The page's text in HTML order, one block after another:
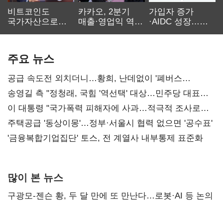
비트코인도
국가자산으로…'
카카오, 2분기
매출·영업익 역대
가입자 증가
·AIDC 성장…
주요 뉴스
공급 속도전 외치더니…황희, 난데없이 '폐버스
리모델링' 제안
송영길 측 "정청래, 국힘 '역선택' 대상…민주당 대표로
총선 지휘 못해"
이 대통령 "국가폭력 피해자에 사과…적극적 조사로
진실 밝혀야"
주택공급 '동상이몽'…정부·서울시 협력 없으면 '공수표'
'금융복합기업집단' 토스, 전 계열사 내부통제 표준화
많이 본 뉴스
구광모-젠슨 황, 두 달 만에 또 만난다…로봇·AI 등 논의